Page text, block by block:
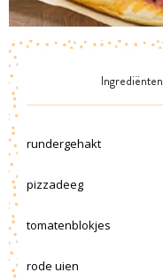
Ingrediënten
rundergehakt
pizzadeeg
tomatenblokjes
rode uien